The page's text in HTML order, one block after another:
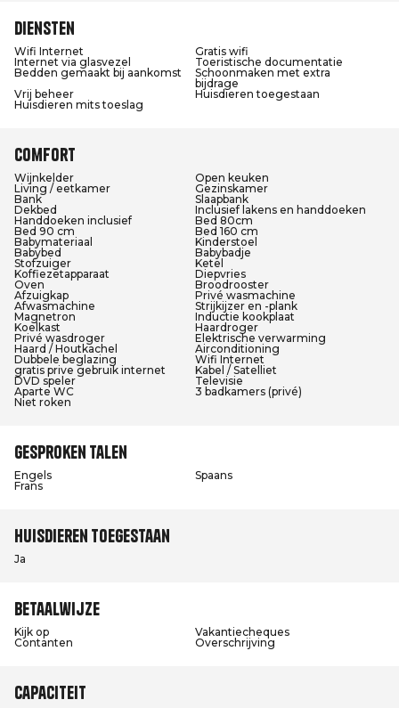
Diensten
Wifi Internet
Gratis wifi
Internet via glasvezel
Toeristische documentatie
Bedden gemaakt bij aankomst
Schoonmaken met extra
bijdrage
Vrij beheer
Huisdieren toegestaan
Huisdieren mits toeslag
Comfort
Wijnkelder
Open keuken
Living / eetkamer
Gezinskamer
Bank
Slaapbank
Dekbed
Inclusief lakens en handdoeken
Handdoeken inclusief
Bed 80cm
Bed 90 cm
Bed 160 cm
Babymateriaal
Kinderstoel
Babybed
Babybadje
Stofzuiger
Ketel
Koffiezetapparaat
Diepvries
Oven
Broodrooster
Afzuigkap
Privé wasmachine
Afwasmachine
Strijkijzer en -plank
Magnetron
Inductie kookplaat
Koelkast
Haardroger
Privé wasdroger
Elektrische verwarming
Haard / Houtkachel
Airconditioning
Dubbele beglazing
Wifi Internet
gratis prive gebruik internet
Kabel / Satelliet
DVD speler
Televisie
Aparte WC
3 badkamers (privé)
Niet roken
Gesproken talen
Engels
Spaans
Frans
Huisdieren toegestaan
Ja
Betaalwijze
Kijk op
Vakantiecheques
Contanten
Overschrijving
Capaciteit